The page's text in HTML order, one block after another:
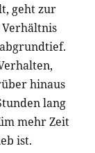
geht zur
Verhältnis
hinaus
lang
mehr Zeit
ist.